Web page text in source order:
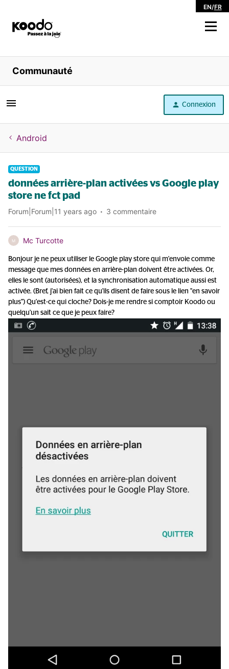
EN/FR
Magasiner
Libre service
Aide
Communauté
Connexion
Android
QUESTION
données arrière-plan activées vs Google play
store ne fct pad
Forum|Forum|11 years ago 3 commentaire
M Mc Turcotte
Bonjour je ne peux utiliser le Google play store qui m'envoie comme
message que mes données en arrière-plan doivent être activées. Or,
elles le sont (autorisées), et la synchronisation automatique aussi est
activée. (Bref, j'ai bien fait ce qu'ils disent de faire sous le lien "en savoir
plus") Qu'est-ce qui cloche? Dois-je me rendre si comptoir Koodo ou
quelqu'un sait ce que je peux faire?